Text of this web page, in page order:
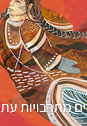
מתרבויות